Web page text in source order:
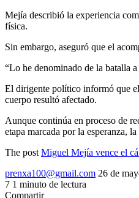
Mejía describió la experiencia
física.
Sin embargo, aseguró que el
“Lo he denominado de la batalla
El dirigente político informó que
cuerpo resultó afectado.
Aunque continúa en proceso de
etapa marcada por la esperanza,
The post Miguel Mejía vence el
prenxa100@gmail.com Send
26 de
7 1 minuto de lectura
Facebook
X
LinkedIn
Tumblr
Pinterest
Reddit
VKontakte
Odnoklassniki
Pocket
Compartir